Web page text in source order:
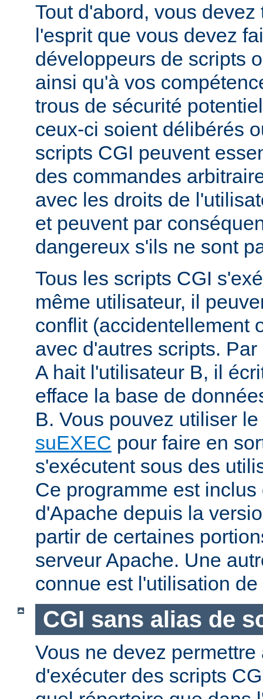
Tout d'abord, vous
l'esprit que vous devez
développeurs de scripts
ainsi qu'à vos
trous de sécurité
ceux-ci soient délibérés
scripts CGI peuvent
des commandes
avec les droits de
et peuvent par
dangereux s'ils ne sont
Tous les scripts CGI
même utilisateur, il
conflit (accidentellement
avec d'autres scripts.
A hait l'utilisateur B, il
efface la base de
B. Vous pouvez utiliser
suEXEC pour faire en
s'exécutent sous des
Ce programme est
d'Apache depuis la
partir de certaines
serveur Apache. Une
connue est l'utilisation de
CGI sans alias de
Vous ne devez
d'exécuter des scripts